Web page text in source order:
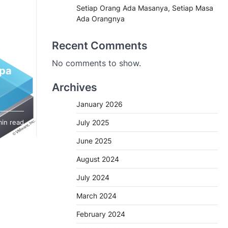
atau
read
Setiap Orang Ada Masanya, Setiap Masa
Ada Orangnya
Recent Comments
No comments to show.
Archives
January 2026
July 2025
June 2025
August 2024
July 2024
March 2024
February 2024